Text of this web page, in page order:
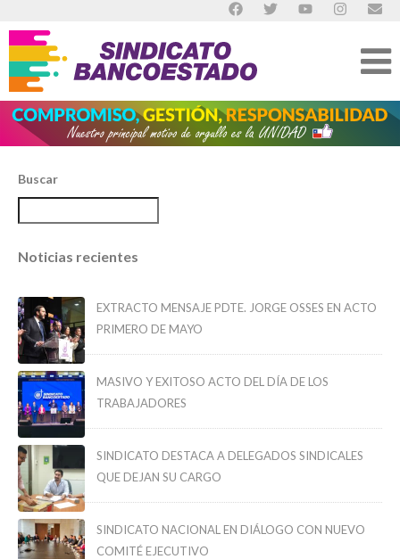
Buscar
Noticias recientes
EXTRACTO MENSAJE PDTE. JORGE OSSES EN ACTO
PRIMERO DE MAYO
MASIVO Y EXITOSO ACTO DEL DÍA DE LOS
TRABAJADORES
SINDICATO DESTACA A DELEGADOS SINDICALES
QUE DEJAN SU CARGO
SINDICATO NACIONAL EN DIÁLOGO CON NUEVO
COMITÉ EJECUTIVO